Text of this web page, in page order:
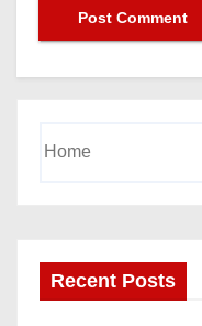
e
Recent Posts